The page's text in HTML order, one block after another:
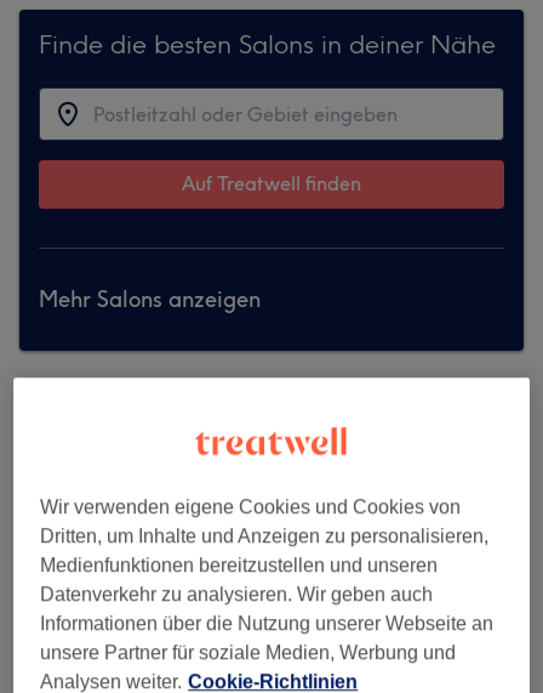
Finde die besten Salons in deiner Nähe
Auf Treatwell finden
Mehr Salons anzeigen
Wir verwenden eigene Cookies und Cookies von
Dritten, um Inhalte und Anzeigen zu personalisieren,
Medienfunktionen bereitzustellen und unseren
Datenverkehr zu analysieren. Wir geben auch
Informationen über die Nutzung unserer Webseite an
unsere Partner für soziale Medien, Werbung und
Analysen weiter. Cookie-Richtlinien